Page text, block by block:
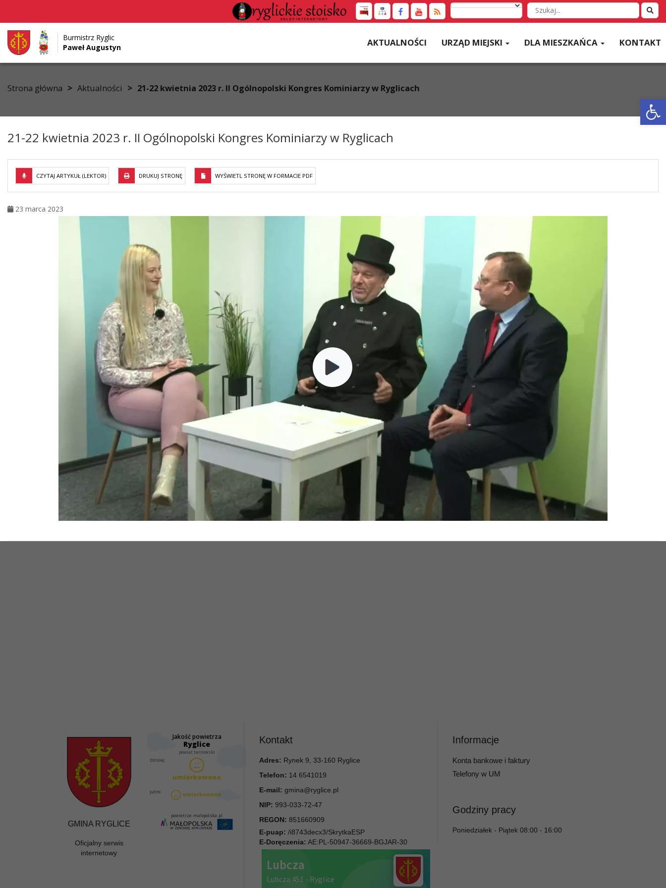
Przejdź do menu
Przejdź do głównej treści strony
Przejdź do stopki strony
Wyszukaj
w
Burmistrz Ryglic
Paweł Augustyn
AKTUALNOŚCI URZĄD MIEJSKI DLA MIESZKAŃCA KONTAKT
Strona główna > Aktualności > 21-22 kwietnia 2023 r. II Ogólnopolski Kongres Kominiarzy w Ryglicach
21-22 kwietnia 2023 r. II Ogólnopolski Kongres Kominiarzy w Ryglicach
CZYTAJ ARTYKUŁ (LEKTOR) DRUKUJ STRONĘ WYŚWIETL STRONĘ W FORMACIE PDF
23 marca 2023
GMINA RYGLICE
Oficjalny serwis
internetowy
Kontakt
Adres: Rynek 9, 33-160 Ryglice
Telefon: 14 6541019
E-mail: gmina@ryglice.pl
NIP: 993-033-72-47
REGON: 851660909
E-puap: /i8743decx3/SkrytkaESP
E-Doręczenia: AE:PL-50947-36669-BGJAR-30
Informacje
Konta bankowe i faktury
Telefony w UM
Godziny pracy
Poniedziałek - Piątek 08:00 - 16:00